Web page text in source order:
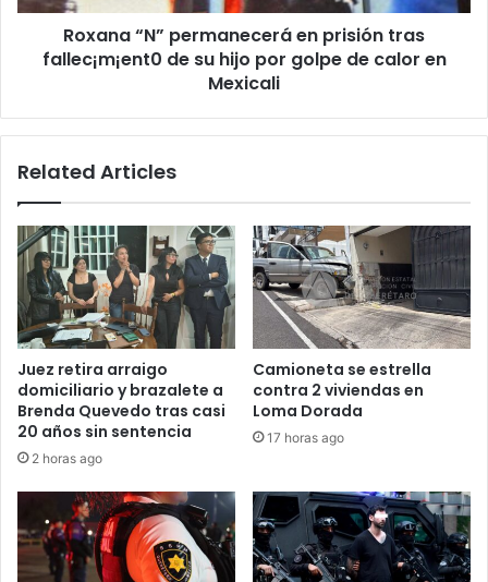
su
calor
Mexicali
Roxana “N” permanecerá en prisión tras
fallec¡m¡ent0 de su hijo por golpe de calor en
Mexicali
Related Articles
Juez retira arraigo
domiciliario y brazalete a
Brenda Quevedo tras casi
20 años sin sentencia
2 horas ago
Camioneta se estrella
contra 2 viviendas en
Loma Dorada
17 horas ago